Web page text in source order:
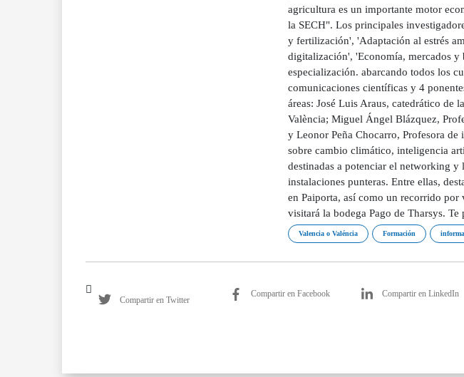
agricultura es un importante motor
la SECH". Los principales
y fertilización', 'Adaptación al estrés
digitalización', 'Economía, mercados
especialización. abarcando todos los
comunicaciones científicas y 4
áreas: José Luis Araus, catedrático de
València; Miguel Ángel Blázquez,
y Leonor Peña Chocarro, Profesora
sobre cambio climático, inteligencia
destinadas a potenciar el networking y
instalaciones punteras. Entre ellas,
en Paiporta, así como un recorrido
visitará la bodega Pago de Tharsys. Te
Valencia o Valéncia Formación
Compartir en Twitter
Compartir en Facebook Compartir en LinkedIn